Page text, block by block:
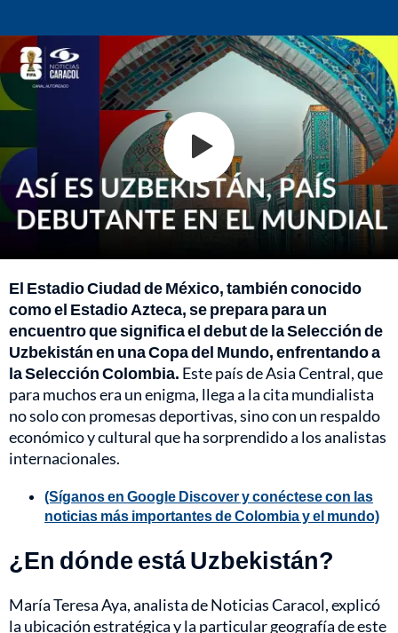
El Estadio Ciudad de México, también conocido
como el Estadio Azteca, se prepara para un
encuentro que significa el debut de la Selección de
Uzbekistán en una Copa del Mundo, enfrentando a
la Selección Colombia. Este país de Asia Central, que
para muchos era un enigma, llega a la cita mundialista
no solo con promesas deportivas, sino con un respaldo
económico y cultural que ha sorprendido a los analistas
internacionales.
(Síganos en Google Discover y conéctese con las
noticias más importantes de Colombia y el mundo)
¿En dónde está Uzbekistán?
María Teresa Aya, analista de Noticias Caracol, explicó
la ubicación estratégica y la particular geografía de este